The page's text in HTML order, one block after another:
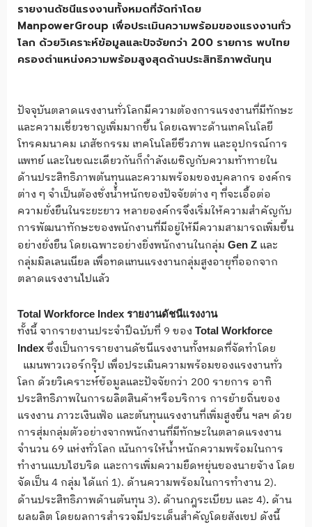
รายงานดัชนีแรงงานทั้งหมดที่จัดทำโดย
ManpowerGroup เพื่อประเมินความพร้อมของแรงงานทั่ว
โลก ด้วยวิเคราะห์ข้อมูลและปัจจัยกว่า 200 รายการ พบไทย
ครองตำแหน่งความพร้อมสูงสุดด้านประสิทธิภาพต้นทุน
ปัจจุบันตลาดแรงงานทั่วโลกมีความต้องการแรงงานที่มีทักษะ
และความเชี่ยวชาญเพิ่มมากขึ้น โดยเฉพาะด้านเทคโนโลยี
โทรคมนาคม เภสัชกรรม เทคโนโลยีชีวภาพ และอุปกรณ์การ
แพทย์ และในขณะเดียวกันก็กำลังเผชิญกับความท้าทายใน
ด้านประสิทธิภาพต้นทุนและความพร้อมของบุคลากร องค์กร
ต่าง ๆ จำเป็นต้องชั่งน้ำหนักของปัจจัยต่าง ๆ ที่จะเอื้อต่อ
ความยั่งยืนในระยะยาว หลายองค์กรจึงเริ่มให้ความสำคัญกับ
การพัฒนาทักษะของพนักงานที่มีอยู่ให้มีความสามารถเพิ่มขึ้น
อย่างยั่งยืน โดยเฉพาะอย่างยิ่งพนักงานในกลุ่ม Gen Z และ
กลุ่มมิลเลนเนียล เพื่อทดแทนแรงงานกลุ่มสูงอายุที่ออกจาก
ตลาดแรงงานไปแล้ว
Total Workforce Index รายงานดัชนีแรงงาน
ทั้งนี้ จากรายงานประจำปีฉบับที่ 9 ของ Total Workforce
Index ซึ่งเป็นการรายงานดัชนีแรงงานทั้งหมดที่จัดทำโดย
แมนพาวเวอร์กรุ๊ป เพื่อประเมินความพร้อมของแรงงานทั่ว
โลก ด้วยวิเคราะห์ข้อมูลและปัจจัยกว่า 200 รายการ อาทิ
ประสิทธิภาพในการผลิตสินค้าหรือบริการ การย้ายถิ่นของ
แรงงาน ภาวะเงินเฟ้อ และต้นทุนแรงงานที่เพิ่มสูงขึ้น ฯลฯ ด้วย
การสุ่มกลุ่มตัวอย่างจากพนักงานที่มีทักษะในตลาดแรงงาน
จำนวน 69 แห่งทั่วโลก เน้นการให้น้ำหนักความพร้อมในการ
ทำงานแบบไฮบริด และการเพิ่มความยืดหยุ่นของนายจ้าง โดย
จัดเป็น 4 กลุ่ม ได้แก่ 1). ด้านความพร้อมในการทำงาน 2).
ด้านประสิทธิภาพด้านต้นทุน 3). ด้านกฎระเบียบ และ 4). ด้าน
ผลผลิต โดยผลการสำรวจมีประเด็นสำคัญโดยสังเขป ดังนี้